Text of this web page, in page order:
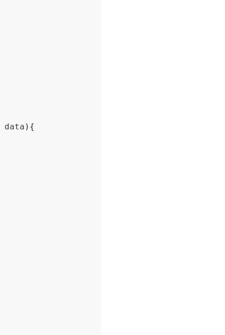
data ){